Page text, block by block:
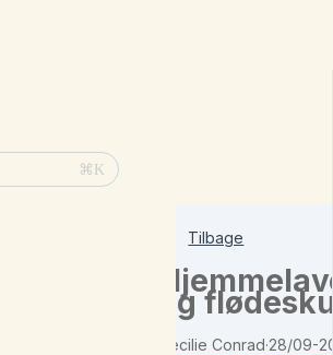
⌘K
Tilbage
og
Cecilie Conrad·28/09-